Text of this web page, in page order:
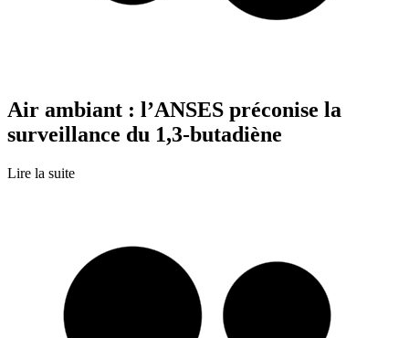
Air ambiant : l’ANSES préconise la
surveillance du 1,3-butadiène
Lire la suite